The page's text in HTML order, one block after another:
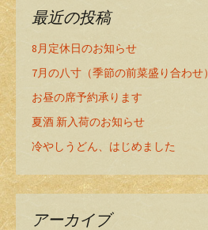
最近の投稿
8月定休日のお知らせ
7月の八寸（季節の前菜盛り合わせ）
お昼の席予約承ります
夏酒 新入荷のお知らせ
冷やしうどん、はじめました
アーカイブ